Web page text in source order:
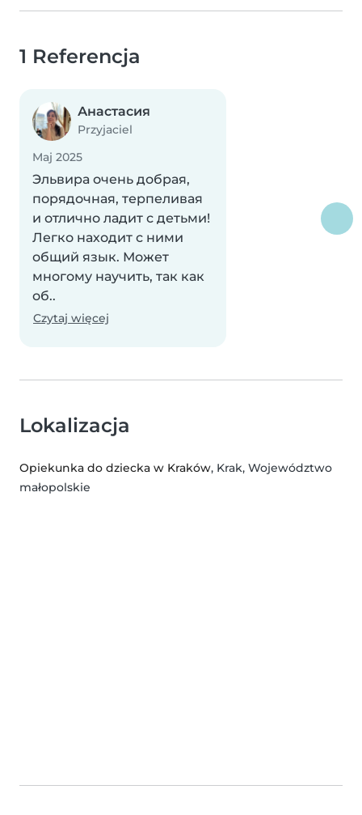
1 Referencja
Анастасия
Przyjaciel
Maj 2025
Эльвира очень добрая,
порядочная, терпеливая
и отлично ладит с детьми!
Легко находит с ними
общий язык. Может
многому научить, так как
об..
Czytaj więcej
Lokalizacja
Opiekunka do dziecka w Kraków, Krak, Województwo
małopolskie